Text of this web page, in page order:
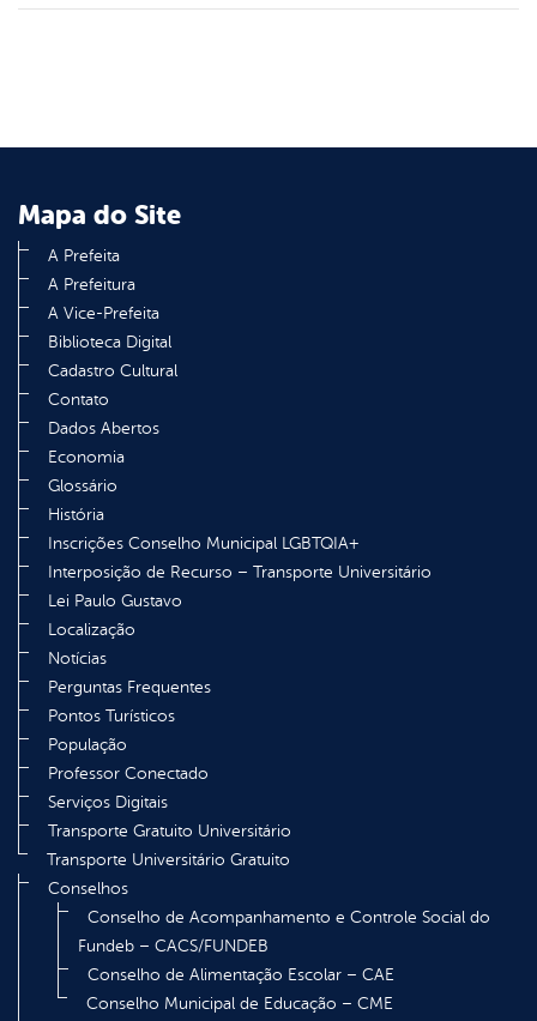
Mapa do Site
A Prefeita
A Prefeitura
A Vice-Prefeita
Biblioteca Digital
Cadastro Cultural
Contato
Dados Abertos
Economia
Glossário
História
Inscrições Conselho Municipal LGBTQIA+
Interposição de Recurso – Transporte Universitário
Lei Paulo Gustavo
Localização
Notícias
Perguntas Frequentes
Pontos Turísticos
População
Professor Conectado
Serviços Digitais
Transporte Gratuito Universitário
Transporte Universitário Gratuito
Conselhos
Conselho de Acompanhamento e Controle Social do
Fundeb – CACS/FUNDEB
Conselho de Alimentação Escolar – CAE
Conselho Municipal de Educação – CME